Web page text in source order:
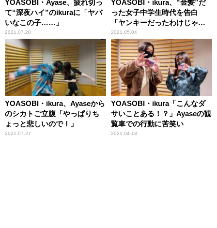
YOASOBI・Ayase、疲れ切っ
て“深夜ハイ”のikuraに「ヤバ
いなこの子……」
2021.07.20
YOASOBI・ikura、“金髪”だ
った女子中学生時代を告白
「ヤンキーだったわけじゃな
いですよ？」
2021.05.04
YOASOBI・ikura、Ayaseから
のシカトご立腹「やっぱりち
ょっと悲しいので！」
2021.07.27
YOASOBI・ikura「こんなダ
サいことある！？」Ayaseの観
覧車での行動に苦笑い
2021.04.13